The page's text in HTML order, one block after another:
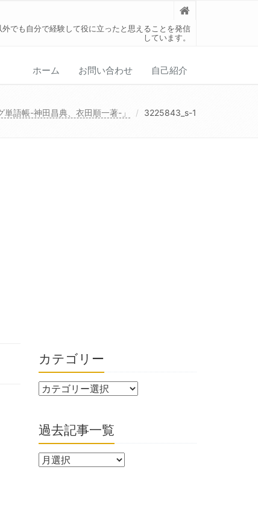
でも自分で経験して役に立ったと思えることを発信
しています。
ホーム お問い合わせ 自己紹介
単語帳-神田昌典、衣田順一著-」 3225843_s-1
カテゴリー
過去記事一覧